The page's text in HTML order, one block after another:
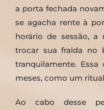
a porta fechada
se agacha rente à
horário de sessão, a
trocar sua fralda no
tranquilamente.
meses, como um
Ao cabo desse